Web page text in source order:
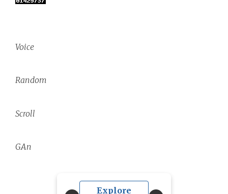
Voice
Random
Explore
Scroll
GAn